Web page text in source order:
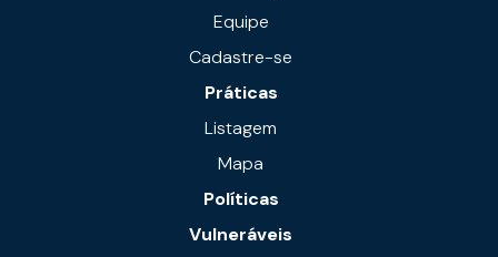
Equipe
Cadastre-se
Práticas
Listagem
Mapa
Políticas
Vulneráveis